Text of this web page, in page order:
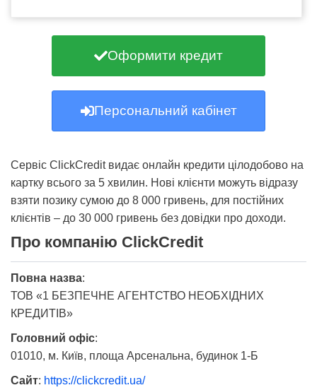
Оформити кредит
Персональний кабінет
Сервіс ClickCredit видає онлайн кредити цілодобово на
картку всього за 5 хвилин. Нові клієнти можуть відразу
взяти позику сумою до 8 000 гривень, для постійних
клієнтів – до 30 000 гривень без довідки про доходи.
Про компанію ClickCredit
Повна назва:
ТОВ «1 БЕЗПЕЧНЕ АГЕНТСТВО НЕОБХІДНИХ
КРЕДИТІВ»
Головний офіс:
01010, м. Київ, площа Арсенальна, будинок 1-Б
Сайт: https://clickcredit.ua/